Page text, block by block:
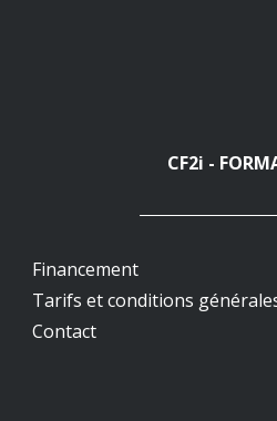
CF2i -
Financement
Tarifs et conditions
Contact